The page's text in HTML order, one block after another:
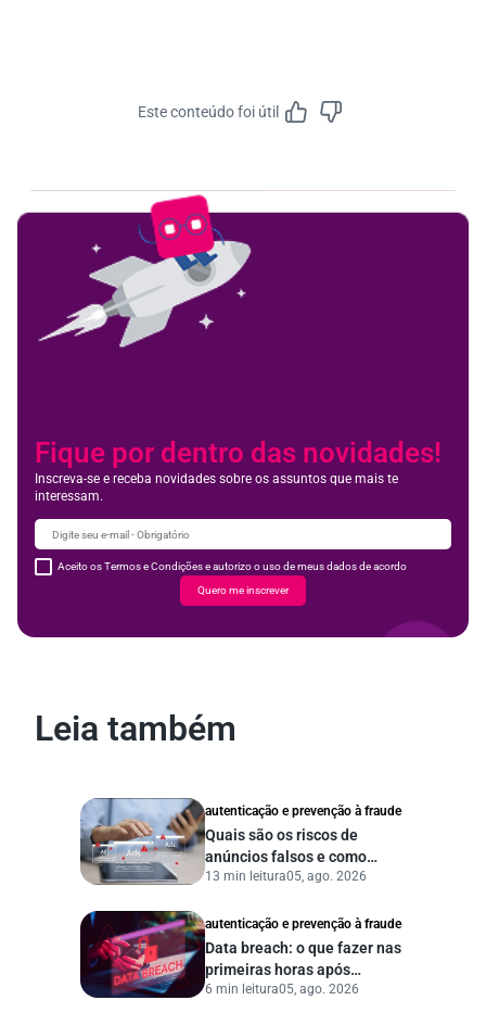
Este conteúdo foi útil
Fique por dentro das novidades!
Inscreva-se e receba novidades sobre os assuntos que mais te
interessam.
Aceito os Termos e Condições e autorizo o uso de meus dados de acordo
Quero me inscrever
Leia também
autenticação e prevenção à fraude
Quais são os riscos de
anúncios falsos e como
proteger seu negócio?
13 min leitura05, ago. 2026
autenticação e prevenção à fraude
Data breach: o que fazer nas
primeiras horas após
vazamento de dados?
6 min leitura05, ago. 2026